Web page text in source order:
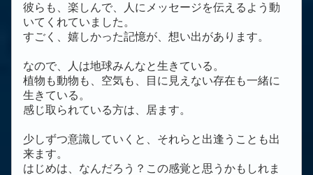
彼らも、楽しんで、人にメッセージを伝えるよう動
いてくれていました。
すごく、嬉しかった記憶が、想い出があります。
なので、人は地球みんなと生きている。
植物も動物も、空気も、目に見えない存在も一緒に
生きている。
感じ取られている方は、居ます。
少しずつ意識していくと、それらと出逢うことも出
来ます。
はじめは、なんだろう？この感覚と思うかもしれま